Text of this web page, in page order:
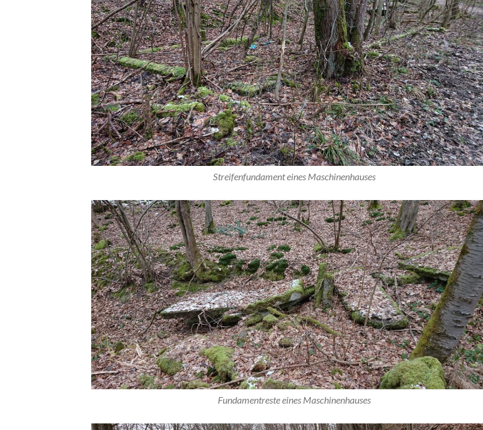
Streifenfundament eines Maschinenhauses
Fundamentreste eines Maschinenhauses